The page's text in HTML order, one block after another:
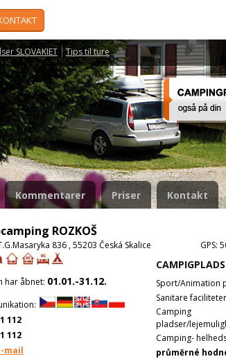
SLOVAKIET Tips til ture
Kommentarer Priser Kontakt
ROZKOŠ
836 , 55203 Česká Skalice
GPS:
Sport/Animation
Sanitare faciliteter
Camping
pladser/
Camping-
průměrné
har åbnet: 01.01.-31.12.
112
112
mail